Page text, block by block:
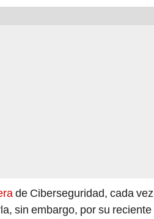
de Ciberseguridad, cada vez
sin embargo, por su reciente